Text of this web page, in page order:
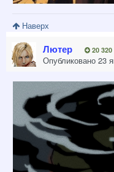
Наверх
Лютер 20 320
Опубликовано 23